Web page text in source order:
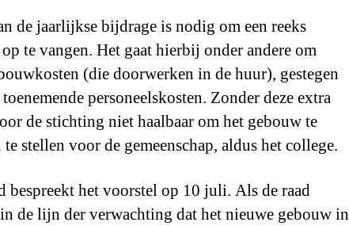
de jaarlijkse bijdrage is nodig om een reeks
te vangen. Het gaat hierbij onder andere om
(die doorwerken in de huur), gestegen
personeelskosten. Zonder deze extra
de stichting niet haalbaar om het gebouw te
te stellen voor de gemeenschap, aldus het college.
bespreekt het voorstel op 10 juli. Als de raad
de lijn der verwachting dat het nieuwe gebouw in